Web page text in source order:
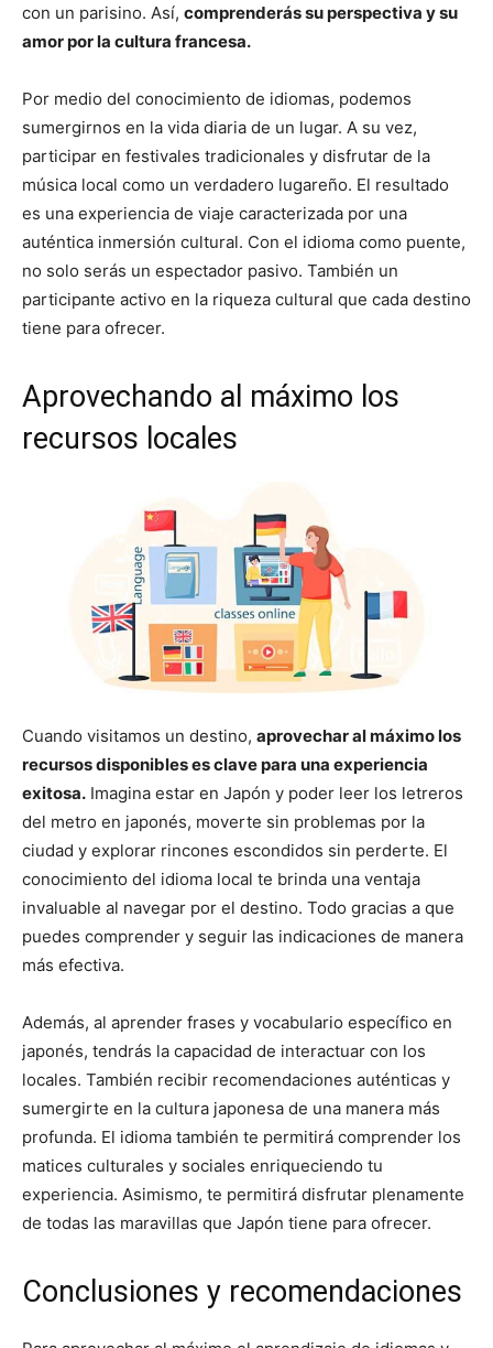
con un parisino. Así, comprenderás su perspectiva y su
amor por la cultura francesa.
Por medio del conocimiento de idiomas, podemos
sumergirnos en la vida diaria de un lugar. A su vez,
participar en festivales tradicionales y disfrutar de la
música local como un verdadero lugareño. El resultado
es una experiencia de viaje caracterizada por una
auténtica inmersión cultural. Con el idioma como puente,
no solo serás un espectador pasivo. También un
participante activo en la riqueza cultural que cada destino
tiene para ofrecer.
Aprovechando al máximo los
recursos locales
Cuando visitamos un destino, aprovechar al máximo los
recursos disponibles es clave para una experiencia
exitosa. Imagina estar en Japón y poder leer los letreros
del metro en japonés, moverte sin problemas por la
ciudad y explorar rincones escondidos sin perderte. El
conocimiento del idioma local te brinda una ventaja
invaluable al navegar por el destino. Todo gracias a que
puedes comprender y seguir las indicaciones de manera
más efectiva.
Además, al aprender frases y vocabulario específico en
japonés, tendrás la capacidad de interactuar con los
locales. También recibir recomendaciones auténticas y
sumergirte en la cultura japonesa de una manera más
profunda. El idioma también te permitirá comprender los
matices culturales y sociales enriqueciendo tu
experiencia. Asimismo, te permitirá disfrutar plenamente
de todas las maravillas que Japón tiene para ofrecer.
Conclusiones y recomendaciones